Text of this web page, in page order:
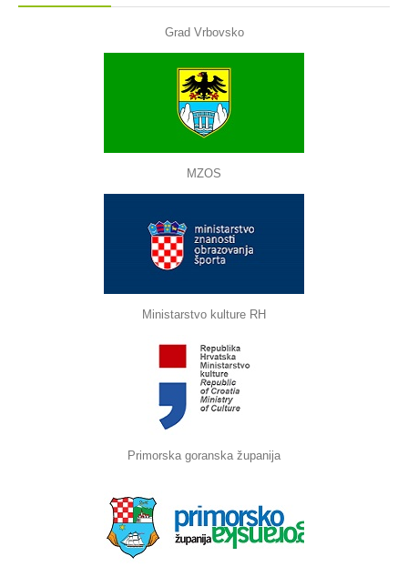
Grad Vrbovsko
MZOS
Ministarstvo kulture RH
Primorska goranska županija